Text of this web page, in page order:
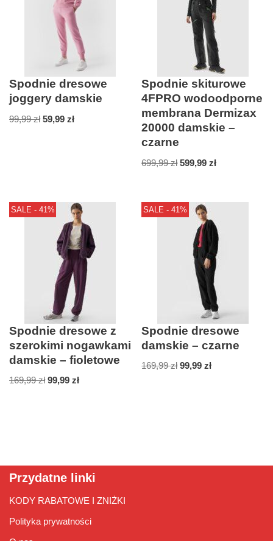
Spodnie dresowe
joggery damskie
99,99zł 59,99 zł
Spodnie skiturowe
4FPRO wodoodporne
membrana Dermizax
20000 damskie –
czarne
699,99zł 599,99zł
SALE - 41%
Spodnie dresowe z
szerokimi nogawkami
damskie – fioletowe
169,99zł 99,99 zł
SALE - 41%
Spodnie dresowe
damskie – czarne
169,99zł 99,99zł
Przydatne linki
KODY RABATOWE I ZNIŻKI
Polityka prywatności